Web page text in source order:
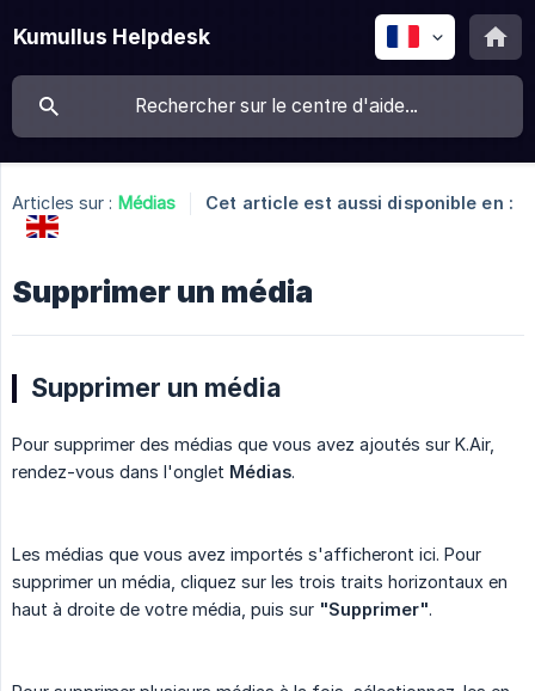
Kumullus Helpdesk
Articles sur : Médias Cet article est aussi disponible en :
Supprimer un média
Supprimer un média
Pour supprimer des médias que vous avez ajoutés sur K.Air,
rendez-vous dans l'onglet Médias.
Les médias que vous avez importés s'afficheront ici. Pour
supprimer un média, cliquez sur les trois traits horizontaux en
haut à droite de votre média, puis sur "Supprimer".